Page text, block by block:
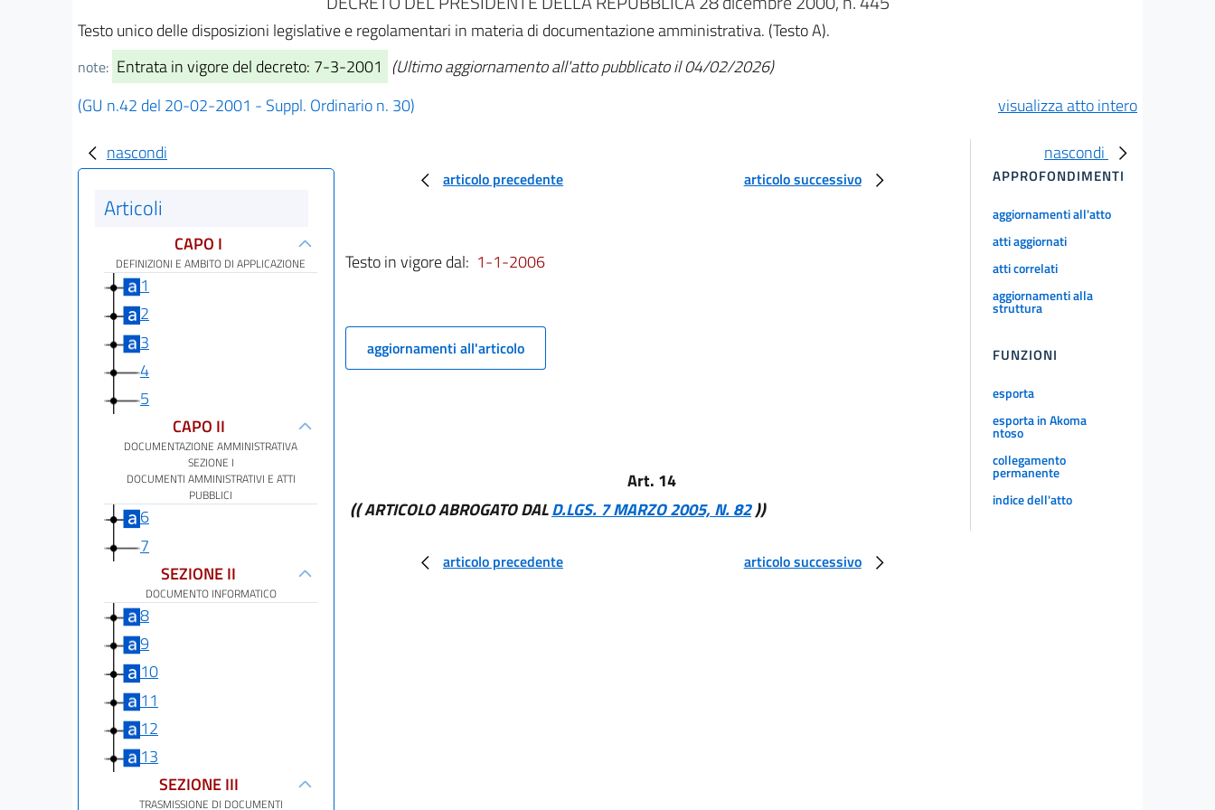
Testo unico delle disposizioni legislative e regolamentari in materia di documentazione amministrativa. (Testo A).
note: Entrata in vigore del decreto: 7-3-2001 (Ultimo aggiornamento all'atto pubblicato il 04/02/2026)
(GU n.42 del 20-02-2001 - Suppl. Ordinario n. 30)
visualizza atto intero
nascondi
Articoli
CAPO I
DEFINIZIONI E AMBITO DI APPLICAZIONE
1
2
3
4
5
CAPO II
DOCUMENTAZIONE AMMINISTRATIVA
SEZIONE I
DOCUMENTI AMMINISTRATIVI E ATTI
PUBBLICI
6
7
SEZIONE II
DOCUMENTO INFORMATICO
8
9
10
11
12
13
SEZIONE III
TRASMISSIONE DI DOCUMENTI
articolo precedente articolo successivo
Testo in vigore dal: 1-1-2006
aggiornamenti all'articolo
Art. 14
(( ARTICOLO ABROGATO DALD.LGS. 7 MARZO 2005, N. 82))
articolo precedente articolo successivo
nascondi
APPROFONDIMENTI
aggiornamenti all'atto
atti aggiornati
atti correlati
aggiornamenti alla
struttura
FUNZIONI
esporta
esporta in Akoma
ntoso
collegamento
permanente
indice dell'atto